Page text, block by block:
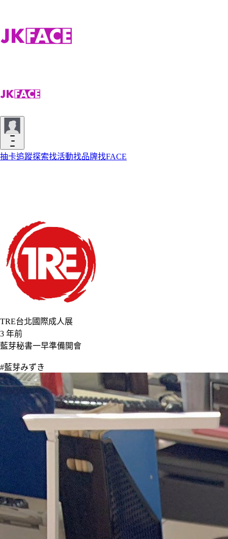
抽卡追蹤探索找活動找品牌找FACE
TRE台北國際成人展
3 年前
藍芽秘書一早準備開會
#藍芽みずき